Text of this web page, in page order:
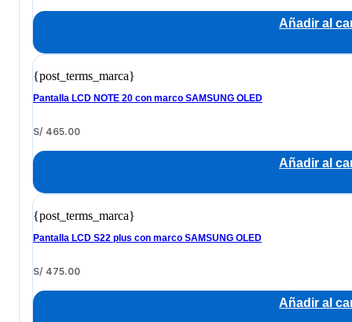
Añadir al
{post_terms_marca}
Pantalla LCD NOTE 20 con marco SAMSUNG OLED
S/ 465.00
Añadir al
{post_terms_marca}
Pantalla LCD S22 plus con marco SAMSUNG OLED
S/ 475.00
Añadir al